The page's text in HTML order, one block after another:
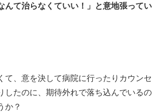
んて治らなくていい！」と意地張ってい
て、意を決して病院に行ったりカウンセ
したのに、期待外れで落ち込んでいるの
か？